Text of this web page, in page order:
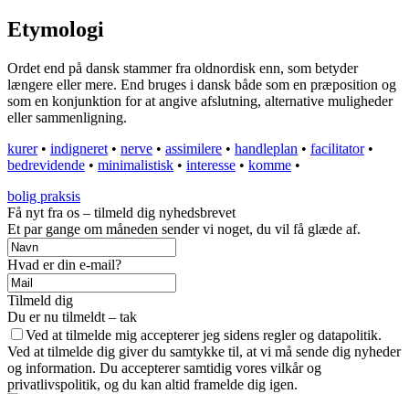
Etymologi
Ordet end på dansk stammer fra oldnordisk enn, som betyder
længere eller mere. End bruges i dansk både som en præposition og
som en konjunktion for at angive afslutning, alternative muligheder
eller sammenligning.
kurer• indigneret • nerve • assimilere • handleplan • facilitator•
bedrevidende • minimalistisk • interesse • komme •
bolig praksis
Få nyt fra os – tilmeld dig nyhedsbrevet
Et par gange om måneden sender vi noget, du vil få glæde af.
Hvad er din e-mail?
Tilmeld dig
Du er nu tilmeldt – tak
Ved at tilmelde mig accepterer jeg sidens regler og datapolitik.
Ved at tilmelde dig giver du samtykke til, at vi må sende dig nyheder
og information. Du accepterer samtidig vores vilkår og
privatlivspolitik, og du kan altid framelde dig igen.